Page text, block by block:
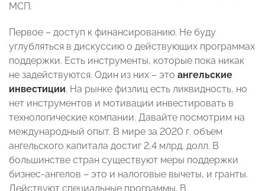
МСП.
Первое – доступ к финансированию. Не буду
углубляться в дискуссию о действующих программах
поддержки. Есть инструменты, которые пока никак
не задействуются. Один из них – это ангельские
инвестиции. На рынке физлиц есть ликвидность, но
нет инструментов и мотивации инвестировать в
технологические компании. Давайте посмотрим на
международный опыт. В мире за 2020 г. объем
ангельского капитала достиг 2,4 млрд. долл. В
большинстве стран существуют меры поддержки
бизнес-ангелов – это и налоговые вычеты, и гранты.
Действуют специальные программы. В